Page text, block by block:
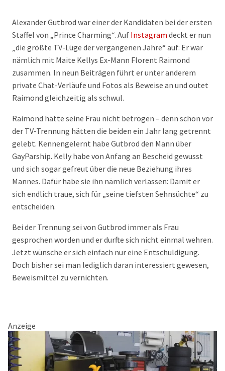
Alexander Gutbrod war einer der Kandidaten bei der ersten
Staffel von „Prince Charming“. Auf Instagram deckt er nun
„die größte TV-Lüge der vergangenen Jahre“ auf: Er war
nämlich mit Maite Kellys Ex-Mann Florent Raimond
zusammen. In neun Beiträgen führt er unter anderem
private Chat-Verläufe und Fotos als Beweise an und outet
Raimond gleichzeitig als schwul.
Raimond hätte seine Frau nicht betrogen – denn schon vor
der TV-Trennung hätten die beiden ein Jahr lang getrennt
gelebt. Kennengelernt habe Gutbrod den Mann über
GayParship. Kelly habe von Anfang an Bescheid gewusst
und sich sogar gefreut über die neue Beziehung ihres
Mannes. Dafür habe sie ihn nämlich verlassen: Damit er
sich endlich traue, sich für „seine tiefsten Sehnsüchte“ zu
entscheiden.
Bei der Trennung sei von Gutbrod immer als Frau
gesprochen worden und er durfte sich nicht einmal wehren.
Jetzt wünsche er sich einfach nur eine Entschuldigung.
Doch bisher sei man lediglich daran interessiert gewesen,
Beweismittel zu vernichten.
Anzeige